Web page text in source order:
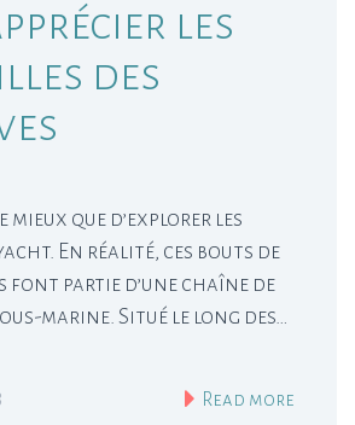
les
des
mieux que d’explorer les
En réalité, ces bouts de
font partie d’une chaîne de
marine. Situé le long des…
Read more